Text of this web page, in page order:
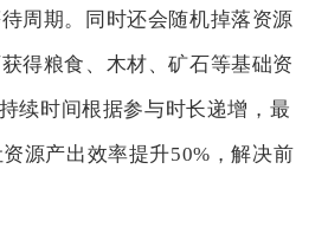
周期。同时还会随机掉落资源
得粮食、木材、矿石等基础资
续时间根据参与时长递增，最
源产出效率提升50%，解决前